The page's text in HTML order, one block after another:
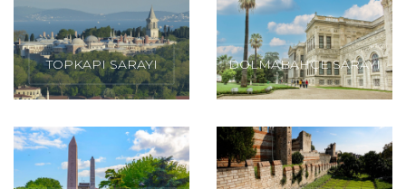
TOPKAPI SARAYI DOLMABAHÇE SARAYI